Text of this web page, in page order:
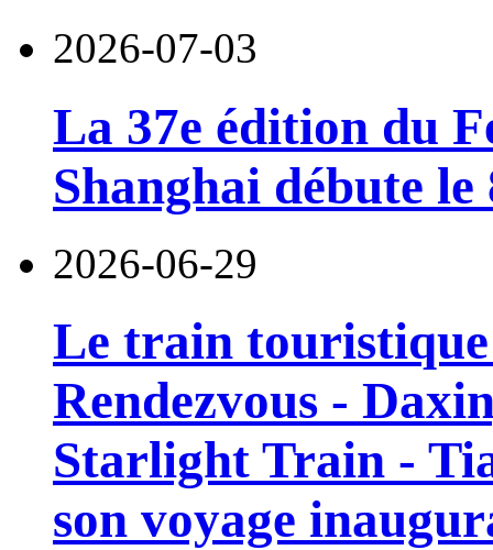
2026-07-03
La 37e édition du
Shanghai débute
2026-06-29
Le train
Rendezvous -
Starlight Train -
son voyage